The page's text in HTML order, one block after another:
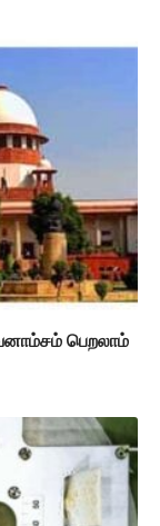
பெறலாம்